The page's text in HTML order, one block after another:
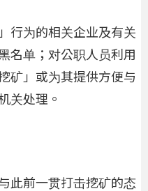
行为的相关企业及有关
名单；对公职人员利用
矿」或为其提供方便与
关处理。
此前一贯打击挖矿的态